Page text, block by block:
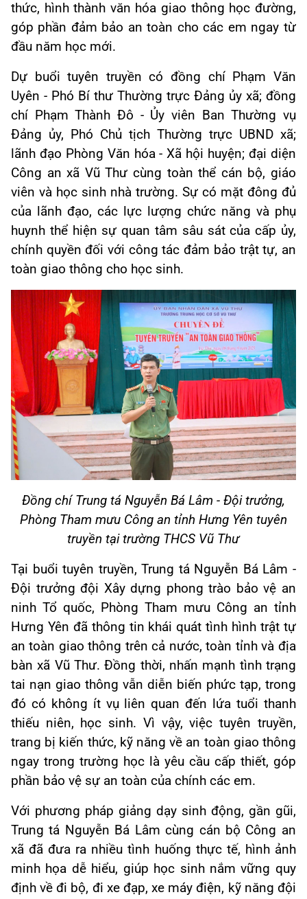
thức, hình thành văn hóa giao thông học đường,
góp phần đảm bảo an toàn cho các em ngay từ
đầu năm học mới.
Dự buổituyên truyềncó đồng chí Phạm Văn
Uyên - Phó Bí thư Thường trực Đảng ủy xã; đồng
chí Phạm Thành Đô -Ủy viên Ban Thường vụ
Đảng ủy, Phó Chủ tịch Thường trực UBND xã;
lãnh đạo Phòng Văn hóa- Xã hội huyện; đại diện
Công an xã Vũ Thư cùng toàn thể cán bộ, giáo
viên và học sinh nhà trường. Sự có mặt đông đủ
của lãnh đạo, các lực lượng chức năng và phụ
huynh thể hiện sự quan tâm sâu sát của cấp ủy,
chính quyền đối với công tác đảm bảo trật tự, an
toàn giao thông cho học sinh.
Đồng chí Trung tá Nguyễn Bá Lâm - Độitrưởng,
Phòng Tham mưu Công an tỉnh Hưng Yên tuyên
truyền tại trường THCS Vũ Thư
Tại buổi tuyên truyền, Trung tá Nguyễn Bá Lâm -
Đội trưởng đội Xây dựng phong trào bảo vệ an
ninh Tổ quốc, Phòng Tham mưu Công an tỉnh
Hưng Yên đã thông tin khái quát tình hình trật tự
an toàn giao thông trên cả nước, toàn tỉnh và địa
bàn xã Vũ Thư. Đồng thời, nhấn mạnh tình trạng
tai nạn giao thông vẫn diễn biến phức tạp, trong
đó có không ít vụ liên quan đến lứa tuổi thanh
thiếu niên, học sinh. Vì vậy, việc tuyên truyền,
trang bị kiến thức, kỹ năng về an toàn giao thông
ngay trong trường học là yêu cầu cấp thiết, góp
phần bảo vệ sự an toàn của chính các em.
Với phương pháp giảng dạy sinh động, gần gũi,
Trung tá Nguyễn Bá Lâm cùng cán bộ Công an
xã đã đưa ra nhiều tình huống thực tế, hình ảnh
minh họa dễ hiểu, giúp học sinh nắm vững quy
định về đi bộ, đi xe đạp, xe máy điện, kỹ năng đội